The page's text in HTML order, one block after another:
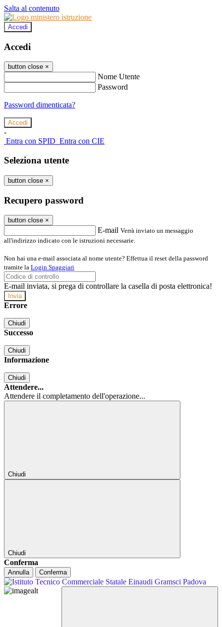
Salta al contenuto
Accedi
Accedi
button close ×
Nome Utente
Password
Password dimenticata?
-
Entra con SPID Entra con CIE
Seleziona utente
button close ×
Recupero password
button close ×
E-mail Verrà inviato un messaggio
all'indirizzo indicato con le istruzioni necessarie.
Non hai una e-mail associata al nome utente? Effettua il reset della password
tramite la Login Spaggiari
E-mail inviata, si prega di controllare la casella di posta elettronica!
Errore
Chiudi
Successo
Chiudi
Informazione
Chiudi
Attendere...
Attendere il completamento dell'operazione...
Chiudi
Chiudi
Conferma
Annulla Conferma